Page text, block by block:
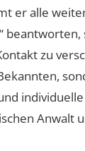
er alle
zu
Anwalt